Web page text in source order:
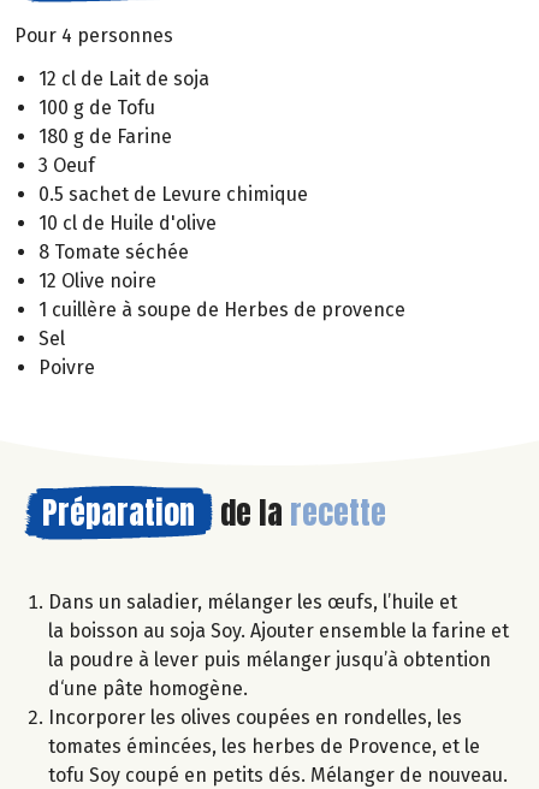
Pour 4 personnes
12 cl de Lait de soja
100 g de Tofu
180 g de Farine
3 Oeuf
0.5 sachet de Levure chimique
10 cl de Huile d'olive
8 Tomate séchée
12 Olive noire
1 cuillère à soupe de Herbes de provence
Sel
Poivre
Préparation de la recette
Dans un saladier, mélanger les œufs, l’huile et
la boisson au soja Soy. Ajouter ensemble la farine et
la poudre à lever puis mélanger jusqu’à obtention
d‘une pâte homogène.
Incorporer les olives coupées en rondelles, les
tomates émincées, les herbes de Provence, et le
tofu Soy coupé en petits dés. Mélanger de nouveau.